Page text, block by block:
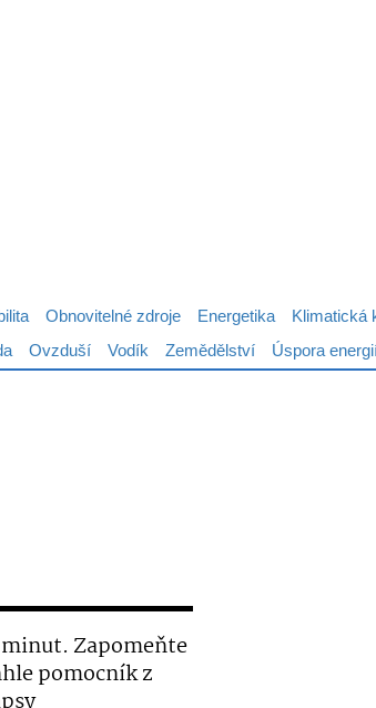
Obnovitelné zdroje Energetika Klimatická
Ovzduší Vodík Zemědělství Úspora
minut. Zapomeňte
pomocník z